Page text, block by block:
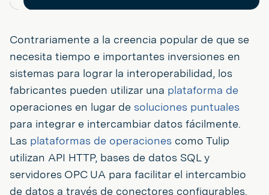
Contrariamente a la creencia popular de que se
necesita tiempo e importantes inversiones en
sistemas para lograr la interoperabilidad, los
fabricantes pueden utilizar una plataforma de
operaciones en lugar de soluciones puntuales
para integrar e intercambiar datos fácilmente.
Las plataformas de operaciones como Tulip
utilizan API HTTP, bases de datos SQL y
servidores OPC UA para facilitar el intercambio
de datos a través de conectores configurables.